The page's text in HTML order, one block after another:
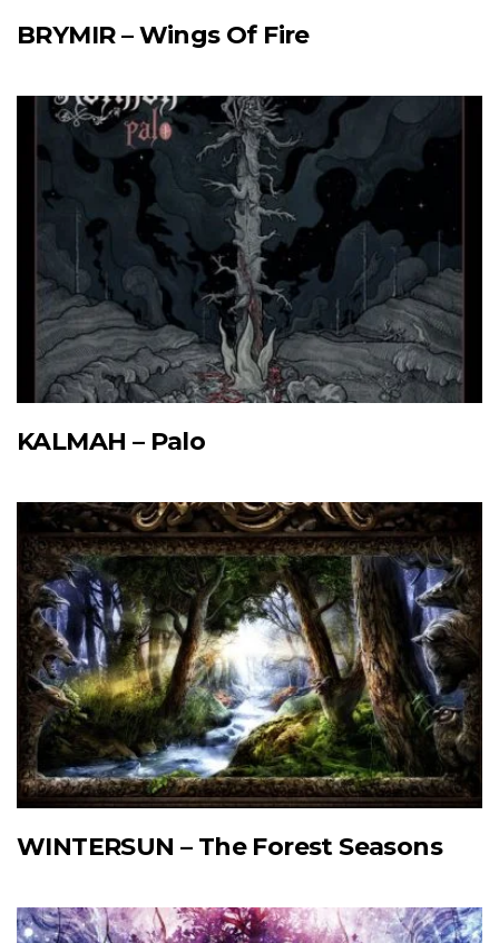
BRYMIR – Wings Of Fire
KALMAH – Palo
WINTERSUN – The Forest Seasons